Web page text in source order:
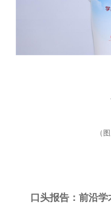
（
口头报告：前沿